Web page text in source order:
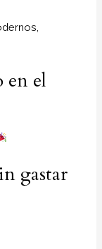
en el
gastar